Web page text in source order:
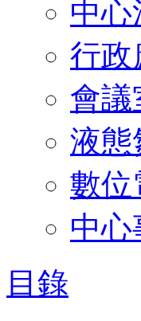
中心
行政
會議
液態
數位
中心
目錄